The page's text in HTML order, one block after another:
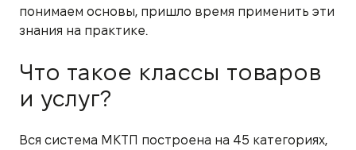
понимаем основы, пришло время применить эти
знания на практике.
Что такое классы товаров
и услуг?
Вся система МКТП построена на 45 категориях,